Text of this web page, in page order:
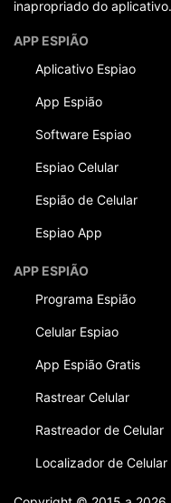
inapropriado do aplicativo.
APP ESPIÃO
Aplicativo Espiao
App Espião
Software Espiao
Espiao Celular
Espião de Celular
Espiao App
APP ESPIÃO
Programa Espião
Celular Espiao
App Espião Gratis
Rastrear Celular
Rastreador de Celular
Localizador de Celular